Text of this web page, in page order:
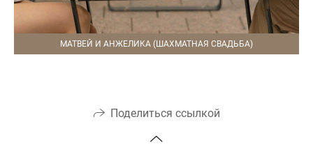
МАТВЕЙ И АНЖЕЛИКА (ШАХМАТНАЯ СВАДЬБА)
Поделиться ссылкой